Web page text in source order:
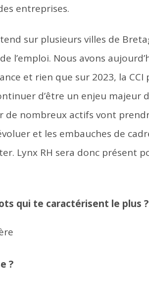
entreprises.
sur plusieurs villes de
l’emploi. Nous avons
et rien que sur 2023, la
d’être un enjeu majeur
de nombreux actifs vont
et les embauches de
Lynx RH sera donc présent
qui te caractérisent le plus ?
?